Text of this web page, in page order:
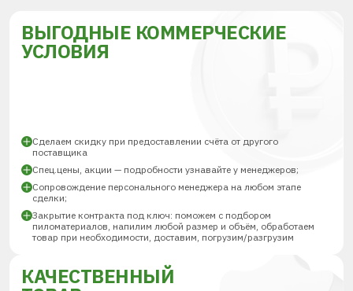
ВЫГОДНЫЕ КОММЕРЧЕСКИЕ
УСЛОВИЯ
Сделаем скидку при предоставлении счёта от другого
поставщика
Спец.цены, акции — подробности узнавайте у менеджеров;
Сопровождение персонального менеджера на любом этапе
сделки;
Закрытие контракта под ключ: поможем с подбором
пиломатериалов, напилим любой размер и объём, обработаем
товар при необходимости, доставим, погрузим/разгрузим
КАЧЕСТВЕННЫЙ